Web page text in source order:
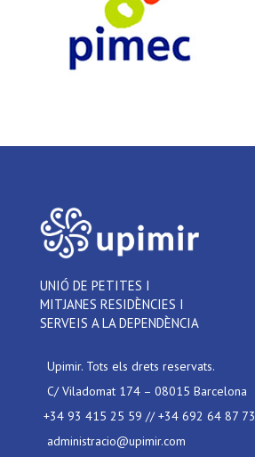
UNIÓ DE PETITES I
MITJANES RESIDÈNCIES I
SERVEIS A LA DEPENDÈNCIA
Upimir. Tots els drets reservats.
C/ Viladomat 174 – 08015 Barcelona
+34 93 415 25 59 // +34 692 64 87 73
administracio@upimir.com